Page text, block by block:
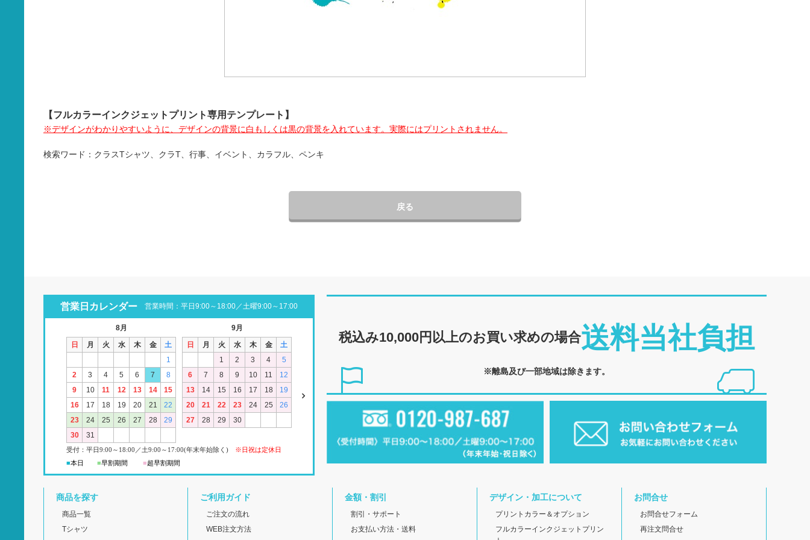
【フルカラーインクジェットプリント専用テンプレート】
※デザインがわかりやすいように、デザインの背景に白もしくは黒の背景を入れています。 実際にはプリントされません。
検索ワード：クラスTシャツ、クラT、行事、イベント、カラフル、ペンキ
戻る
営業日カレンダー 営業時間：平日9:00～18:00／土曜9:00～17:00
8月
日
月 火 水 木 金
土
1
2
3 4 5 6 7
8
9
10 11 12 13 14
15
16
17 18 19 20 21
22
23
24 25 26 27 28
29
30
31
9月
日
月 火 水 木 金
土
1
2 3 4
5
6
7 8 9 10 11
12
13
14 15 16 17 18
19
20
21 22 23 24 25
26
27
28 29 30
受付：平日9:00 ～18:00 ／ 土9:00 ～ 17:00(年末年始除く) ※日祝は定休日
■本日 ■早割期間 ■超早割期間
税込み10,000円以上のお買い求めの場合送料当社負担
※離島及び一部地域は除きます。
商品を探す
商品一覧
Tシャツ
ご利用ガイド
ご注文の流れ
WEB注文方法
金額・割引
割引・サポート
お支払い方法・送料
デザイン・加工について
プリントカラー＆オプション
フルカラーインクジェットプリン
お問合せ
お問合せフォーム
再注文問合せ